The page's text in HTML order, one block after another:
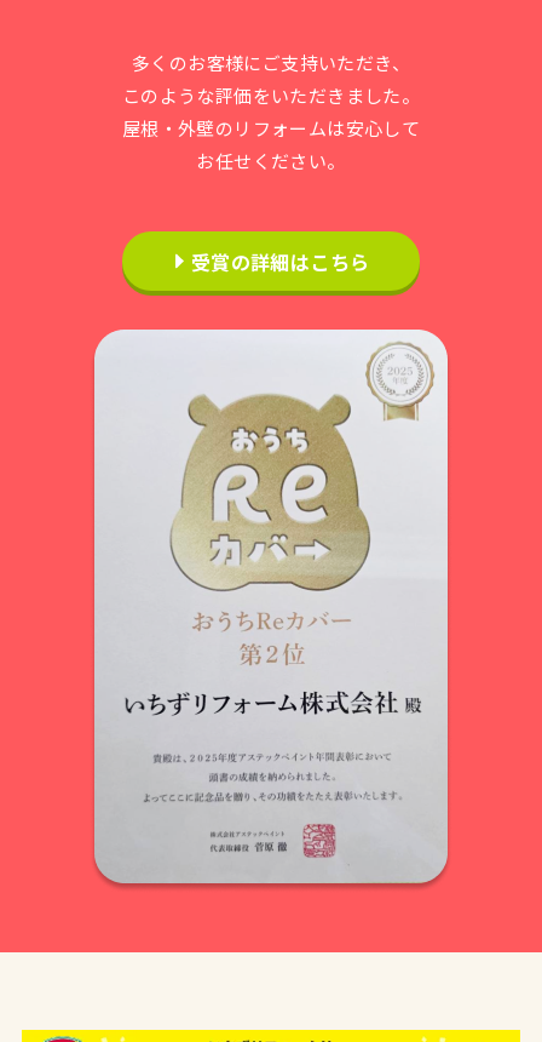
多くのお客様にご支持いただき、
このような評価をいただきました。
屋根・外壁のリフォームは安心して
お任せください。
受賞の詳細はこちら